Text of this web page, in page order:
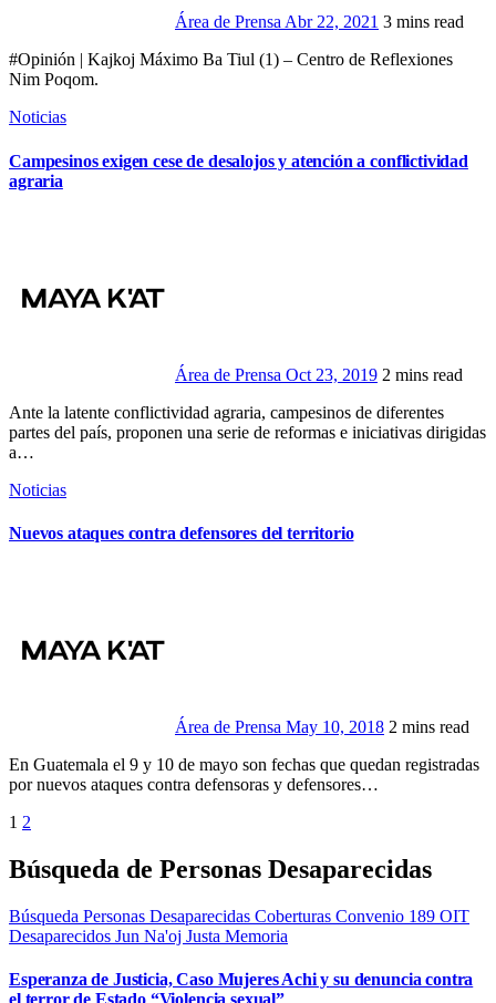
Área de Prensa Abr 22, 2021 3 mins read
#Opinión | Kajkoj Máximo Ba Tiul (1) – Centro de Reflexiones
Nim Poqom.
Noticias
Campesinos exigen cese de desalojos y atención a conflictividad
agraria
Área de Prensa Oct 23, 2019 2 mins read
Ante la latente conflictividad agraria, campesinos de diferentes
partes del país, proponen una serie de reformas e iniciativas dirigidas
a…
Noticias
Nuevos ataques contra defensores del territorio
Área de Prensa May 10, 2018 2 mins read
En Guatemala el 9 y 10 de mayo son fechas que quedan registradas
por nuevos ataques contra defensoras y defensores…
Paginación
de
entradas
1 2
Búsqueda de Personas Desaparecidas
Búsqueda Personas Desaparecidas Coberturas Convenio 189 OIT
Desaparecidos Jun Na'oj Justa Memoria
Esperanza de Justicia, Caso Mujeres Achi y su denuncia contra